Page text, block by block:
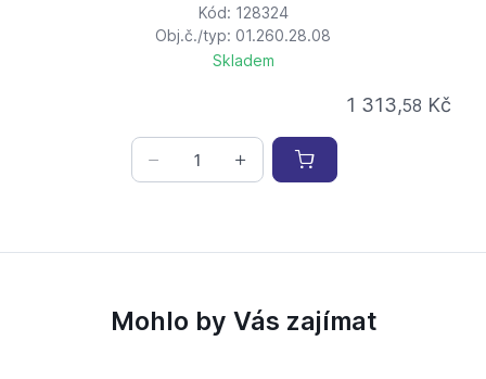
Kód: 128324
Obj.č./typ: 01.260.28.08
Skladem
1 313,58 Kč
Mohlo by Vás zajímat